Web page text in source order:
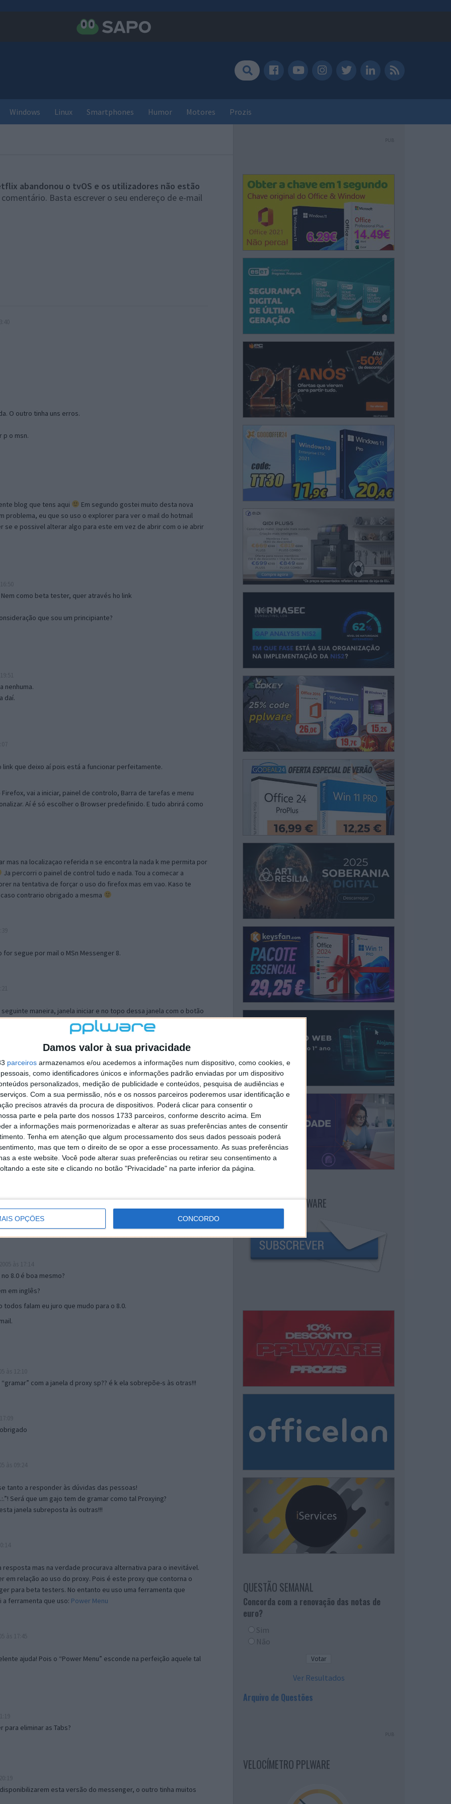
Damos valor à sua privacidade
parceiros armazenamos e/ou acedemos a informações num dispositivo, como cookies, e
como identificadores únicos e informações padrão enviadas por um dispositivo
personalizados, medição de publicidade e conteúdos, pesquisa de audiências e
Com a sua permissão, nós e os nossos parceiros poderemos usar identificação e
precisos através da procura de dispositivos. Poderá clicar para consentir o
parte e pela parte dos nossos 1733 parceiros, conforme descrito acima. Em
a informações mais pormenorizadas e alterar as suas preferências antes de consentir
Tenha em atenção que algum processamento dos seus dados pessoais poderá
mas que tem o direito de se opor a esse processamento. As suas preferências
a este website. Você pode alterar suas preferências ou retirar seu consentimento a
a este site e clicando no botão "Privacidade" na parte inferior da página.
OPÇÕES CONCORDO
Windows Linux Smartphones Humor Motores Prozis
abandonou o tvOS e os utilizadores não estão
Basta escrever o seu endereço de e-mail
O outro tinha uns erros.
p o msn.
blog que tens aqui
Em segundo gostei muito desta nova
problema, eu que so uso o explorer para ver o mail do hotmail
se e possivel alterar algo para este em vez de abrir com o ie abrir
como beta tester, quer através ho link
que sou um principiante?
nenhuma.
daí.
que deixo aí pois está a funcionar perfeitamente.
vai a iniciar, painel de controlo, Barra de tarefas e menu
Aí é só escolher o Browser predefinido. E tudo abrirá como
mas na localizaçao referida n se encontra la nada k me permita por
Ja percorri o painel de control tudo e nada. Tou a comecar a
na tentativa de forçar o uso do firefox mas em vao. Kaso te
contrario obrigado a mesma
for segue por mail o MSn Messenger 8.
maneira, janela iniciar e no topo dessa janela com o botão
separador Menu ‘Iniciar’ clica no botão ‘Personalizar’ aí
escolheres o Browser com que queres navegar e o gestor de
ao teu Firefox e nas ferramentas ou tools escolhes ‘Opções’ ou
e logo perto do fim encontras um local para colocares um visto
é o browser predefinido.
mail algum.
17:00
8.0 é boa mesmo?
em inglês?
falam eu juro que mudo para o 8.0.
com a janela d proxy sp?? é k ela sobrepõe-s às otras!!!
tanto a responder às dúvidas das pessoas!
Será que um gajo tem de gramar como tal Proxying?
janela subreposta às outras!!!
mas na verdade procurava alternativa para o inevitável.
em relação ao uso do proxy. Pois é este proxy que contorna o
para beta testers. No entanto eu uso uma ferramenta que
ferramenta que uso: Power Menu
ajuda! Pois o “Power Menu” esconde na perfeição aquele tal
para eliminar as Tabs?
esta versão do messenger, o outro tinha muitos
PUB
NEWSLETTER PPLWARE
QUESTÃO SEMANAL
Concorda com a renovação das notas de
euro?
Sim
Não
Ver Resultados
Arquivo de Questões
PUB
VELOCÍMETRO PPLWARE